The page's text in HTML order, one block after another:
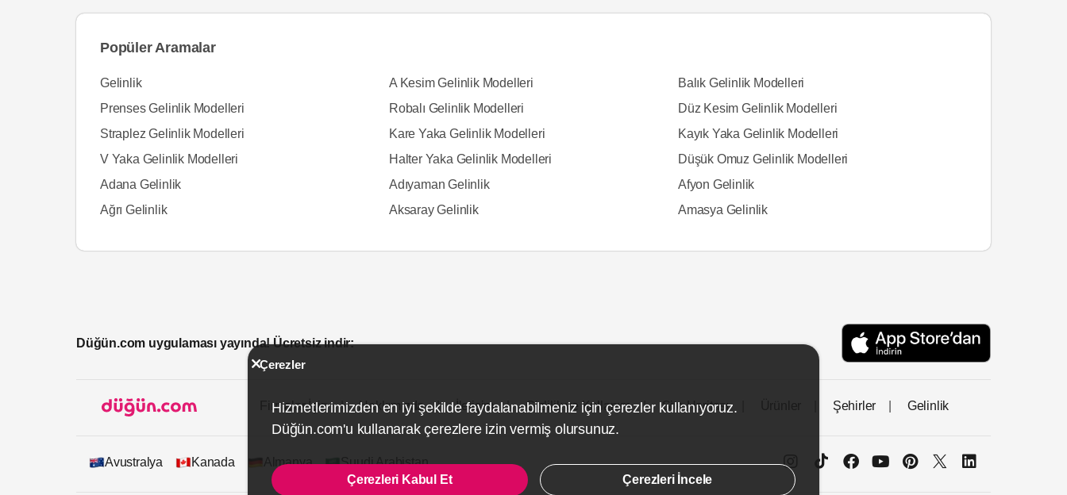
Popüler Aramalar
Gelinlik A Kesim Gelinlik Modelleri
Balık Gelinlik Modelleri
Prenses Gelinlik Modelleri
Robalı Gelinlik Modelleri
Düz Kesim Gelinlik Modelleri
Straplez Gelinlik Modelleri
Kare Yaka Gelinlik Modelleri
Kayık Yaka Gelinlik Modelleri
V Yaka Gelinlik Modelleri
Halter Yaka Gelinlik Modelleri
Düşük Omuz Gelinlik Modelleri
Adana Gelinlik
Adıyaman Gelinlik
Afyon Gelinlik
Ağrı Gelinlik
Aksaray Gelinlik Amasya Gelinlik
Düğün.com uygulaması yayında! Ücretsiz indir:
Firmalar İçin Hakkımızda İletişim Gizlilik ve Kullanım Site Haritası Şehirler Gelinlik
Avustralya Kanada Almanya Suudi Arabistan
Çerezler
Hizmetlerimizden en iyi şekilde faydalanabilmeniz için çerezler kullanıyoruz.
Düğün.com'u kullanarak çerezlere izin vermiş olursunuz.
Çerezleri Kabul Et Çerezleri İncele